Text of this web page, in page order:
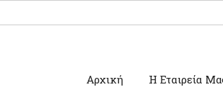
Αρχική Η Εταιρεία